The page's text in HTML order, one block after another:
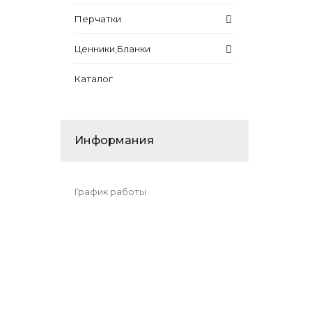
Перчатки
Ценники,Бланки
Каталог
Информания
График работы